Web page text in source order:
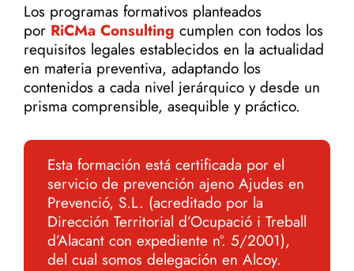
Los programas formativos planteados
por RiCMa Consulting cumplen con todos los
requisitos legales establecidos en la actualidad
en materia preventiva, adaptando los
contenidos a cada nivel jerárquico y desde un
prisma comprensible, asequible y práctico.
Esta formación está certificada por el
servicio de prevención ajeno Ajudes en
Prevenció, S.L. (acreditado por la
Dirección Territorial d’Ocupació i Treball
d’Alacant con expediente nº. 5/2001),
del cual somos delegación en Alcoy.